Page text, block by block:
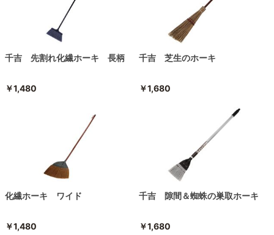
千吉 先割れ化繊ホーキ 長柄
￥1,480
千吉 芝生のホーキ
￥1,680
化繊ホーキ ワイド
￥1,480
千吉 隙間＆蜘蛛の巣取ホーキ
￥1,680